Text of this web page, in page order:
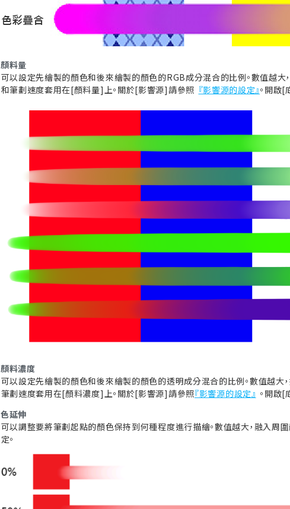
顏料量
可以設定先繪製的顏色和後來繪製的顏色的RGB成分混合的比例。數值越大
和筆劃速度套用在[顏料量]上。關於[影響源]請參照 『影響源的設定』。開啟[
顏料濃度
可以設定先繪製的顏色和後來繪製的顏色的透明成分混合的比例。數值越大
筆劃速度套用在[顏料濃度]上。關於[影響源]請參照『影響源的設定』 。開啟
色延伸
可以調整要將筆劃起點的顏色保持到何種程度進行描繪。數值越大，融入周
定。